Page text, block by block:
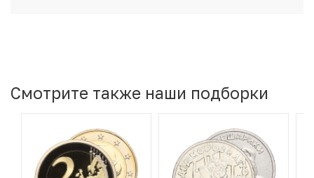
Смотрите также наши подборки